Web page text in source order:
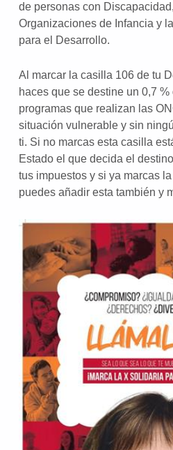
de personas con
Organizaciones de Infancia y
para el Desarrollo.
Al marcar la casilla 106 de tu
haces que se destine un 0,7
programas que realizan las
situación vulnerable y sin
ti. Si no marcas esta casilla
Estado el que decida el
tus impuestos y si ya marcas
puedes añadir esta también y